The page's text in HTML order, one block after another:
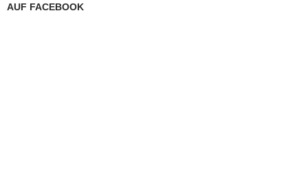
AUF FACEBOOK